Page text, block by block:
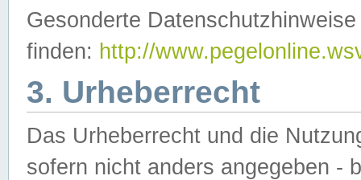
Gesonderte
finden: http://
3. Urheberrecht
Das Urheberrecht und die
sofern nicht anders angegeben -